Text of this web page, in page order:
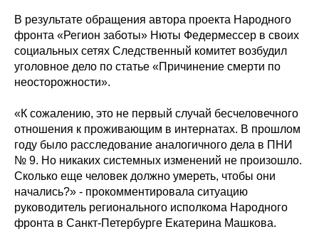
В результате обращения автора проекта Народного
фронта «Регион заботы» Нюты Федермессер в своих
социальных сетях Следственный комитет возбудил
уголовное дело по статье «Причинение смерти по
неосторожности».
«К сожалению, это не первый случай бесчеловечного
отношения к проживающим в интернатах. В прошлом
году было расследование аналогичного дела в ПНИ
№ 9. Но никаких системных изменений не произошло.
Сколько еще человек должно умереть, чтобы они
начались?» - прокомментировала ситуацию
руководитель регионального исполкома Народного
фронта в Санкт-Петербурге Екатерина Машкова.